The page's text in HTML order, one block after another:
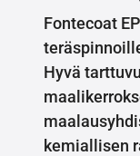
Fontecoat
Hyvä
kemiallisen